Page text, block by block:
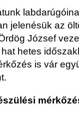
jelenésük az
József
hetes
is vár